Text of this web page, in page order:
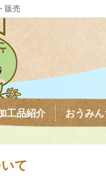
販売
工品紹介 おうみん
て